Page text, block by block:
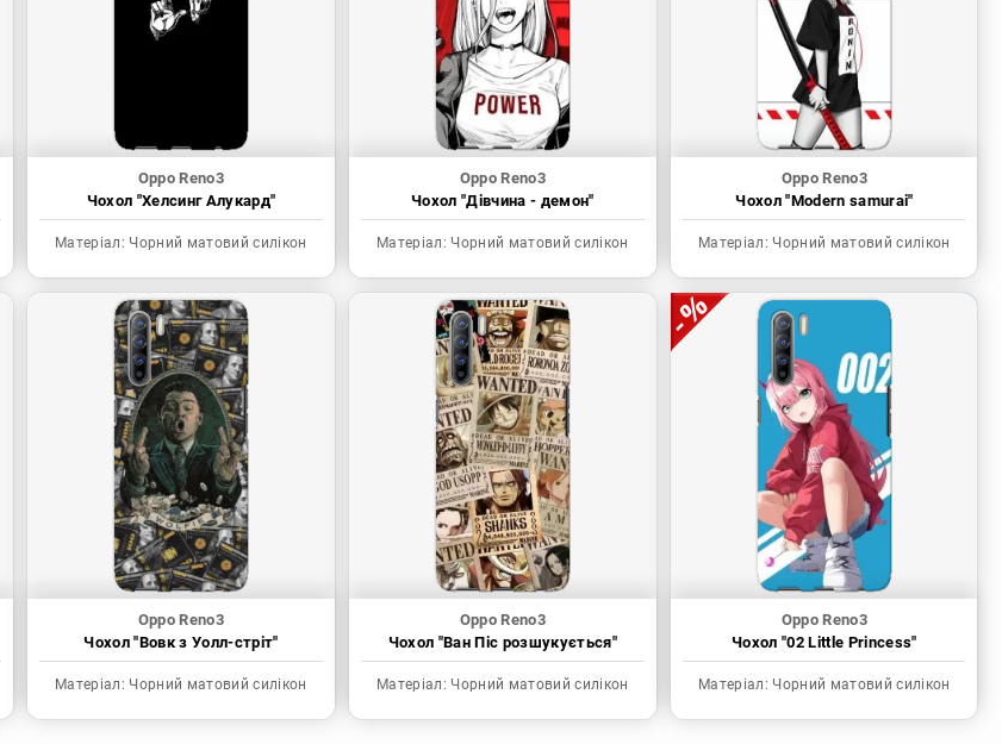
Oppo Reno3
Чохол "Хелсинг Алукард"
Матеріал: Чорний матовий силікон
Oppo Reno3
Чохол "Дівчина - демон"
Матеріал: Чорний матовий силікон
Oppo Reno3
Чохол "Modern samurai"
Матеріал: Чорний матовий силікон
Oppo Reno3
Чохол "Вовк з Уолл-стріт"
Матеріал: Чорний матовий силікон
Oppo Reno3
Чохол "Ван Піс розшукується"
Матеріал: Чорний матовий силікон
Oppo Reno3
Чохол "02 Little Princess"
Матеріал: Чорний матовий силікон